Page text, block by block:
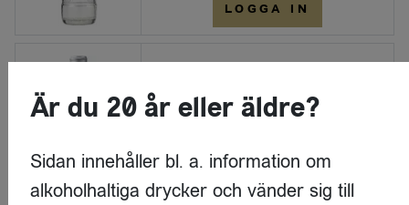
LOGGA IN
F&S Rhubarb Lemonade 27,5cl
Global Brands
LOGGA IN
Är du 20 år eller äldre?
Sidan innehåller bl. a. information om
alkoholhaltiga drycker och vänder sig till